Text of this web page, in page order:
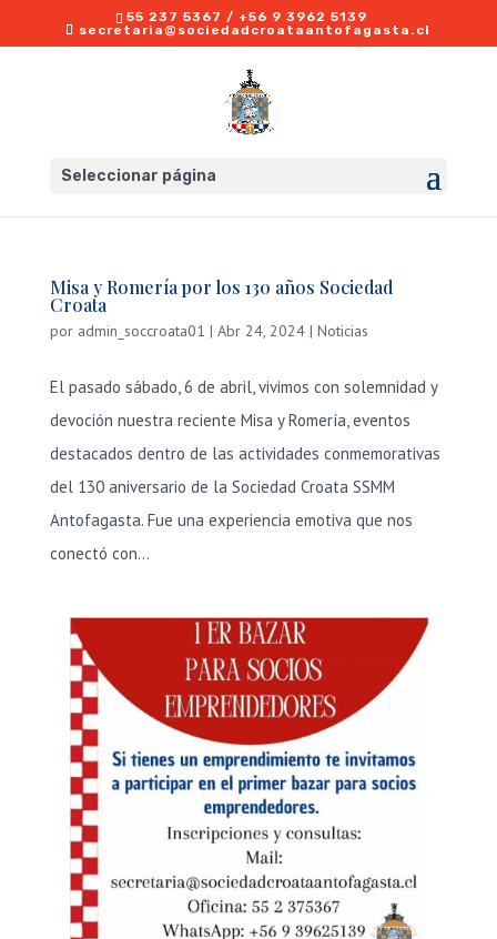
55 237 5367 / +56 9 3962 5139
secretaria@sociedadcroataantofagasta.cl
Seleccionar página
Misa y Romería por los 130 años Sociedad
Croata
por admin_soccroata01 | Abr 24, 2024| Noticias
El pasado sábado, 6 de abril, vivimos con solemnidad y
devoción nuestra reciente Misa y Romería, eventos
destacados dentro de las actividades conmemorativas
del 130 aniversario de la Sociedad Croata SSMM
Antofagasta. Fue una experiencia emotiva que nos
conectó con...